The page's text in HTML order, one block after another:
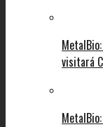
visitará